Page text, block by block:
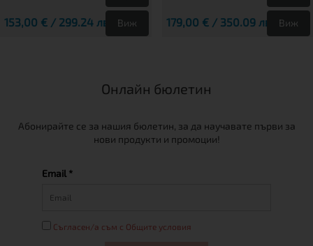
153,00 € / 299.24 лв. Виж 179,00 € / 350.09 лв. Виж
Онлайн бюлетин
Абонирайте се за нашия бюлетин, за да научавате първи за
нови продукти и промоции!
Email *
Съгласен/а съм с Общите условия